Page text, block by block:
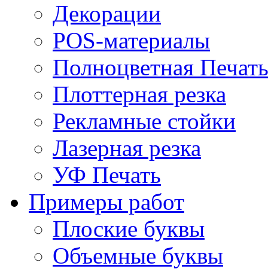
Декорации
POS-материалы
Полноцветная Печать
Плоттерная резка
Рекламные стойки
Лазерная резка
УФ Печать
Примеры работ
Плоские буквы
Объемные буквы